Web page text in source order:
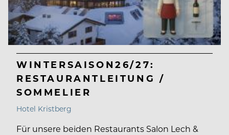
WINTERSAISON26/27:
RESTAURANTLEITUNG /
SOMMELIER
Hotel Kristberg
Für unsere beiden Restaurants Salon Lech &